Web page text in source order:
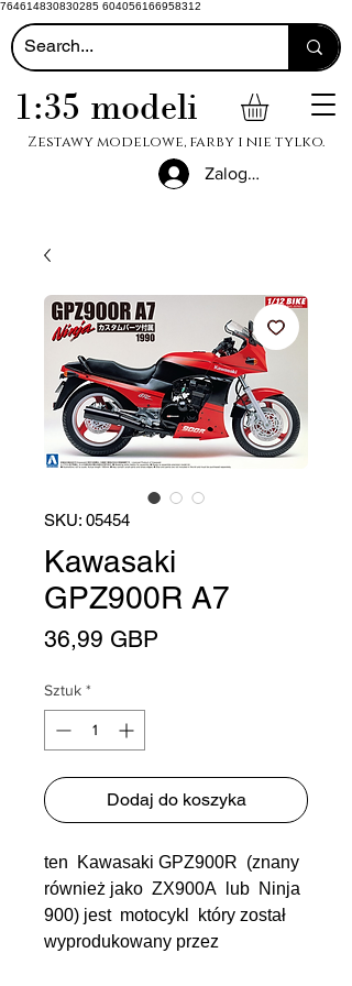
764614830830285 604056166958312
1:35 modeli
Zestawy modelowe, farby i nie tylko.
Zaloguj się
SKU: 05454
Kawasaki
GPZ900R A7
36,99 GBP
Sztuk *
Dodaj do koszyka
ten Kawasaki GPZ900R (znany
również jako ZX900A lub Ninja
900) jest motocykl który został
wyprodukowany przez